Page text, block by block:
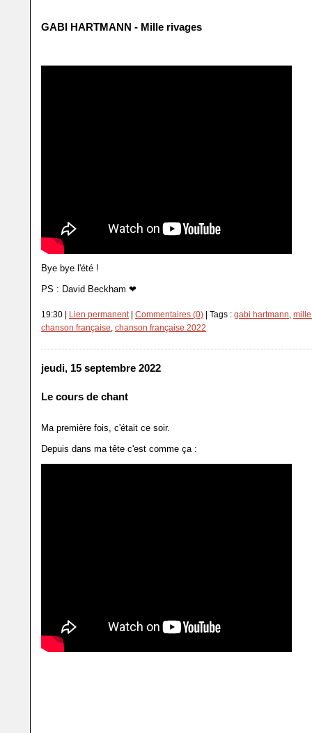
GABI HARTMANN - Mille rivages
Bye bye l'été !
PS : David Beckham ❤︎
19:30 | Lien permanent| Commentaires (0) | Tags : gabi hartmann,
chanson française, chanson française 2022
jeudi, 15 septembre 2022
Le cours de chant
Ma première fois, c'était ce soir.
Depuis dans ma tête c'est comme ça :